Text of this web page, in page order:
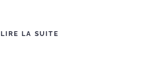
LIRE LA SUITE